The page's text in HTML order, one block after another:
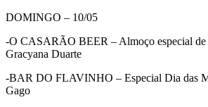
DOMINGO – 10/05
-O CASARÃO BEER – Almoço especial de
Gracyana Duarte
-BAR DO FLAVINHO – Especial Dia das
Gago